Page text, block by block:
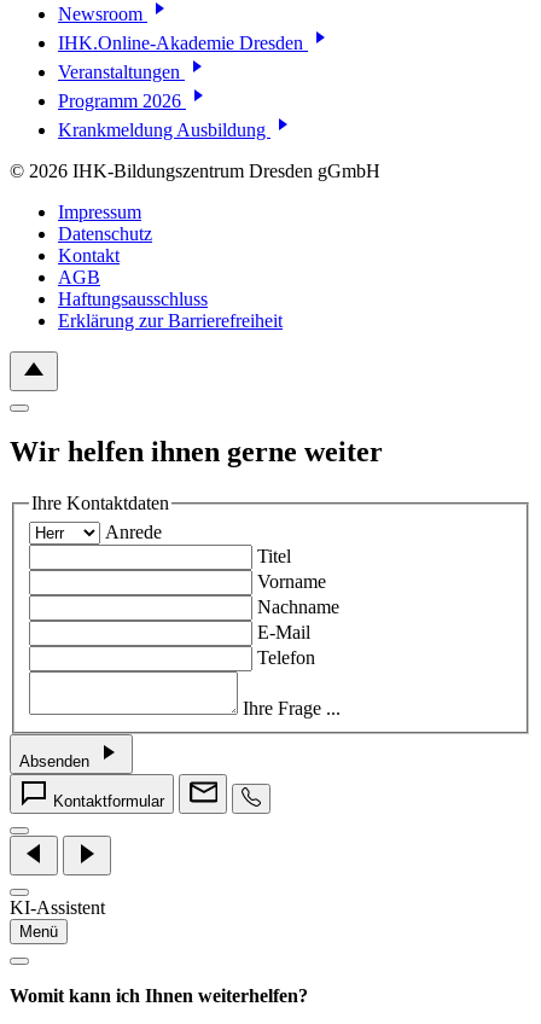
Newsroom
IHK.Online-Akademie Dresden
Veranstaltungen
Programm 2026
Krankmeldung Ausbildung
© 2026 IHK-Bildungszentrum Dresden gGmbH
Impressum
Datenschutz
Kontakt
AGB
Haftungsausschluss
Erklärung zur Barrierefreiheit
Wir helfen ihnen gerne weiter
Ihre Kontaktdaten
Anrede
Titel
Vorname
Nachname
E-Mail
Telefon
Ihre Frage ...
Absenden
Kontaktformular
KI-Assistent
Menü
Womit kann ich Ihnen weiterhelfen?